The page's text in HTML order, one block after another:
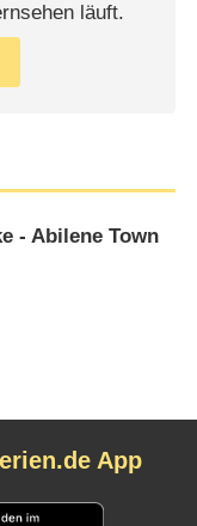
läuft.
- Abilene Town
App